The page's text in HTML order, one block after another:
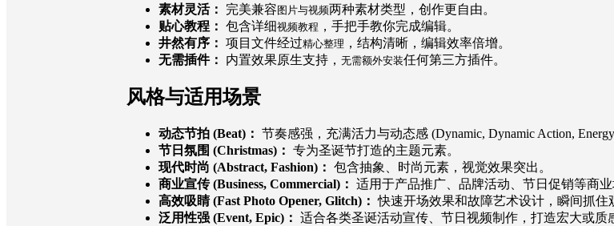
素材灵活：
完美兼容图片与视频两种素材类型，创作更自由。
贴心教程： 包含详细视频教程 ，手把手教你完成编辑。
井然有序： 项目文件经过精心整理 ，结构清晰，编辑效率倍增。
无需插件：
内置效果原生支持， 无需额外安装任何第三方插件。
风格与适用场景
动态节拍 (Beat)： 节奏感强，充满活力与动态感 (Dynamic, Dynamic Action,
节日氛围 (Christmas)： 专为圣诞节打造的主题元素。
现代时尚 (Abstract, Fashion)： 包含抽象、时尚元素，视觉效果突出。
商业宣传 (Business, Commercial)： 适用于产品推广、品牌活动、节日促销等商业
高效吸睛 (Fast Photo Opener, Glitch)： 快速开场效果和故障艺术设计，瞬间抓住
泛用性强 (Event, Epic)： 适合各类圣诞活动宣传、节日视频制作，打造宏大或质